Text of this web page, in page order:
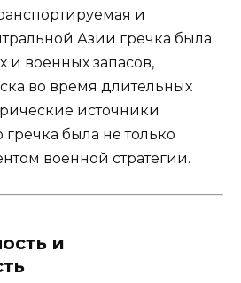
и
Азии гречка была
и военных запасов,
во время длительных
источники
была не только
военной стратегии.
и